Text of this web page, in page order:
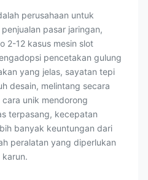
perusahaan untuk
pasar jaringan,
2-12 kasus mesin slot
pencetakan gulung
yang jelas, sayatan tepi
desain, melintang secara
unik mendorong
terpasang, kecepatan
banyak keuntungan dari
peralatan yang diperlukan